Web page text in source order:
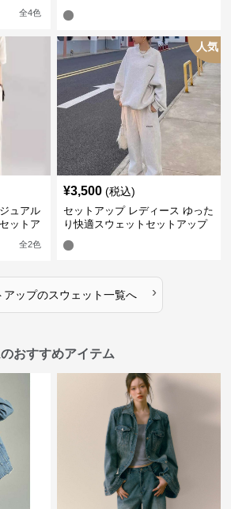
全4色
ュアル
ットア
全2色
人気
¥3,500 (税込)
セットアップ レディース ゆった
り快適スウェットセットアップ
アップのスウェット一覧へ ›
おすすめアイテム